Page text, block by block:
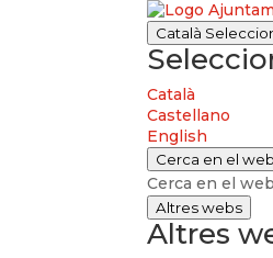
Català
Català
Castellano
English
Cerca en el web
Cerca en el web
Altres webs
Altres